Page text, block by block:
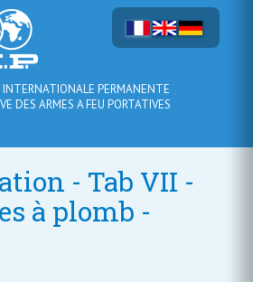
INTERNATIONALE PERMANENTE
DES ARMES A FEU PORTATIVES
- Tab VII -
à plomb -